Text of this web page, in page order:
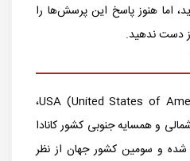
اما هنوز پاسخ این پرسش‌ها را
از دست ندهید.
ایالات متحده آمریکا یا USA (United States of America)،
و همسایه جنوبی کشور کانادا
تشکیل شده و سومین کشور جهان از نظر